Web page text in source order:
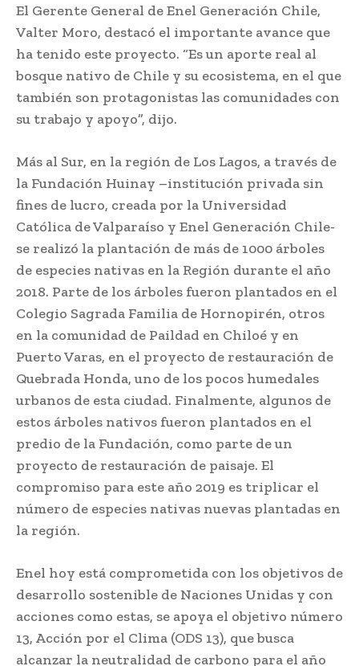
El Gerente General de Enel Generación Chile,
Valter Moro, destacó el importante avance que
ha tenido este proyecto. “Es un aporte real al
bosque nativo de Chile y su ecosistema, en el que
también son protagonistas las comunidades con
su trabajo y apoyo”, dijo.
Más al Sur, en la región de Los Lagos, a través de
la Fundación Huinay –institución privada sin
fines de lucro, creada por la Universidad
Católica de Valparaíso y Enel Generación Chile-
se realizó la plantación de más de 1000 árboles
de especies nativas en la Región durante el año
2018. Parte de los árboles fueron plantados en el
Colegio Sagrada Familia de Hornopirén, otros
en la comunidad de Paildad en Chiloé y en
Puerto Varas, en el proyecto de restauración de
Quebrada Honda, uno de los pocos humedales
urbanos de esta ciudad. Finalmente, algunos de
estos árboles nativos fueron plantados en el
predio de la Fundación, como parte de un
proyecto de restauración de paisaje. El
compromiso para este año 2019 es triplicar el
número de especies nativas nuevas plantadas en
la región.
Enel hoy está comprometida con los objetivos de
desarrollo sostenible de Naciones Unidas y con
acciones como estas, se apoya el objetivo número
13, Acción por el Clima (ODS 13), que busca
alcanzar la neutralidad de carbono para el año